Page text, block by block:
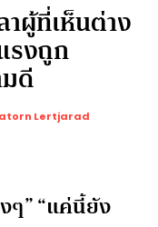
าผู้ที่เห็นต่าง
รงถูก
ดี
Lertjarad
ๆ” “แค่นี้ยัง